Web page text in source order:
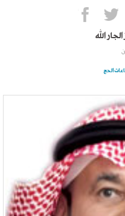
الله
الحج